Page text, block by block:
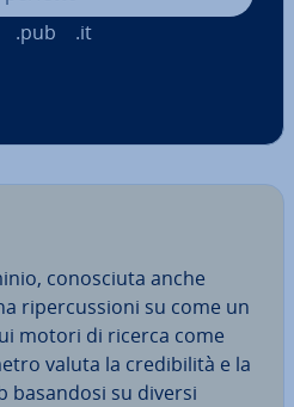
.pub .it
co­no­sciu­ta anche
ri­per­cus­sio­ni su come un
motori di ricerca come
valuta la cre­di­bi­li­tà e la
basandosi su diversi